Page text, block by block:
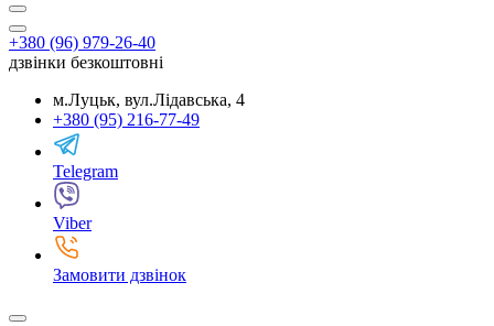
+380 (96) 979-26-40
дзвінки безкоштовні
м.Луцьк, вул.Лідавська, 4
+380 (95) 216-77-49
Telegram
Viber
Замовити дзвінок